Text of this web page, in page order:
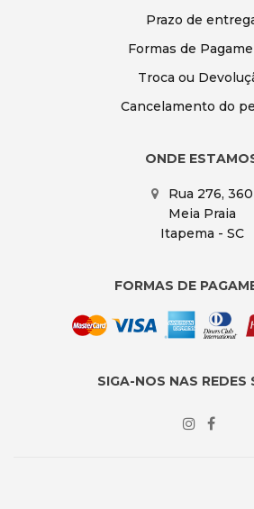
Prazo de
Formas de
Troca ou
Cancelamento do
ONDE
Rua 276, 360
Meia Praia
Itapema - SC
FORMAS DE
SIGA-NOS NAS REDES